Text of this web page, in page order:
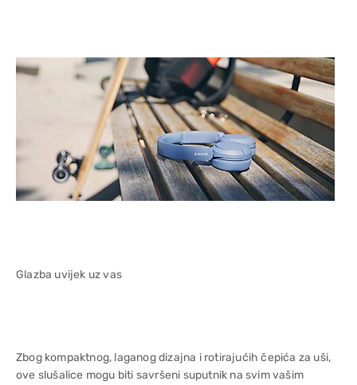
Glazba uvijek uz vas
Zbog kompaktnog, laganog dizajna i rotirajućih čepića za uši,
ove slušalice mogu biti savršeni suputnik na svim vašim